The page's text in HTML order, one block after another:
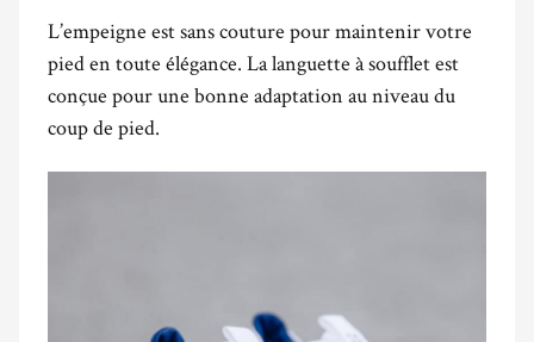
L’empeigne est sans couture pour maintenir votre
pied en toute élégance. La languette à soufflet est
conçue pour une bonne adaptation au niveau du
coup de pied.